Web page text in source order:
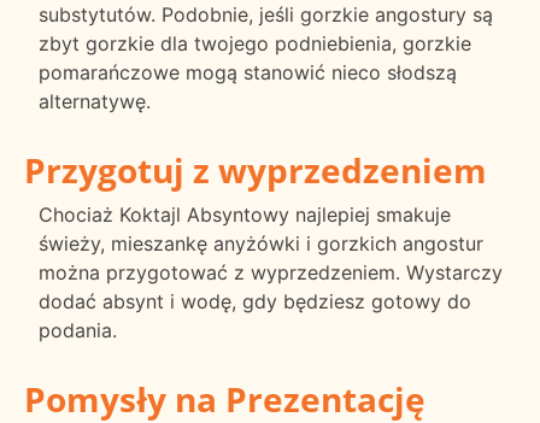
substytutów. Podobnie, jeśli gorzkie angostury są
zbyt gorzkie dla twojego podniebienia, gorzkie
pomarańczowe mogą stanowić nieco słodszą
alternatywę.
Przygotuj z wyprzedzeniem
Chociaż Koktajl Absyntowy najlepiej smakuje
świeży, mieszankę anyżówki i gorzkich angostur
można przygotować z wyprzedzeniem. Wystarczy
dodać absynt i wodę, gdy będziesz gotowy do
podania.
Pomysły na Prezentację